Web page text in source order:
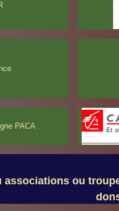
PACA
associations ou